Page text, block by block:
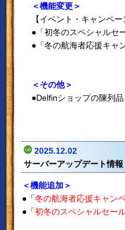
＜機能変更＞
【イベント・キャンペー
●「初冬のスペシャルセ
●「冬の航海者応援キャ
＜その他＞
●Delfinショップの陳列品
2025.12.02
サーバーアップデート情報
＜機能追加＞
●「冬の航海者応援キャン
●「初冬のスペシャルセー